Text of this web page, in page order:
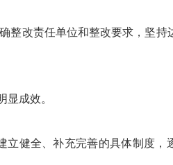
改责任单位和整改要求，坚持
成效。
立健全、补充完善的具体制度，